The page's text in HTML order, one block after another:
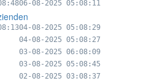
06-08-2025 05:08:11
04-08-2025 05:08:29
04-08-2025 05:08:27
03-08-2025 06:08:09
03-08-2025 05:08:45
02-08-2025 03:08:37